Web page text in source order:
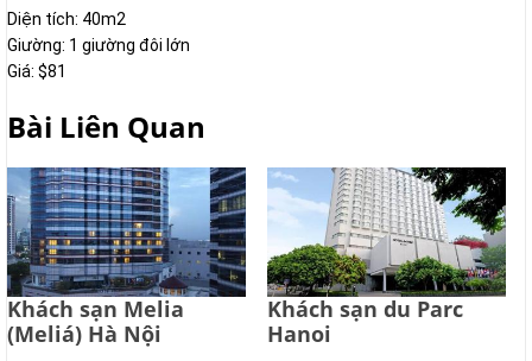
Diện tích: 40m2
Giường: 1 giường đôi lớn
Giá: $81
Bài Liên Quan
Khách sạn Melia
(Meliá) Hà Nội
Khách sạn du Parc
Hanoi